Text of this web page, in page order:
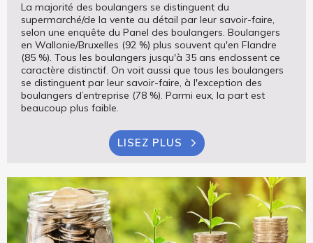
La majorité des boulangers se distinguent du
supermarché/de la vente au détail par leur savoir-faire,
selon une enquête du Panel des boulangers. Boulangers
en Wallonie/Bruxelles (92 %) plus souvent qu'en Flandre
(85 %). Tous les boulangers jusqu'à 35 ans endossent ce
caractère distinctif. On voit aussi que tous les boulangers
se distinguent par leur savoir-faire, à l'exception des
boulangers d’entreprise (78 %). Parmi eux, la part est
beaucoup plus faible.
LISEZ PLUS